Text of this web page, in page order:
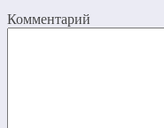
Комментарий